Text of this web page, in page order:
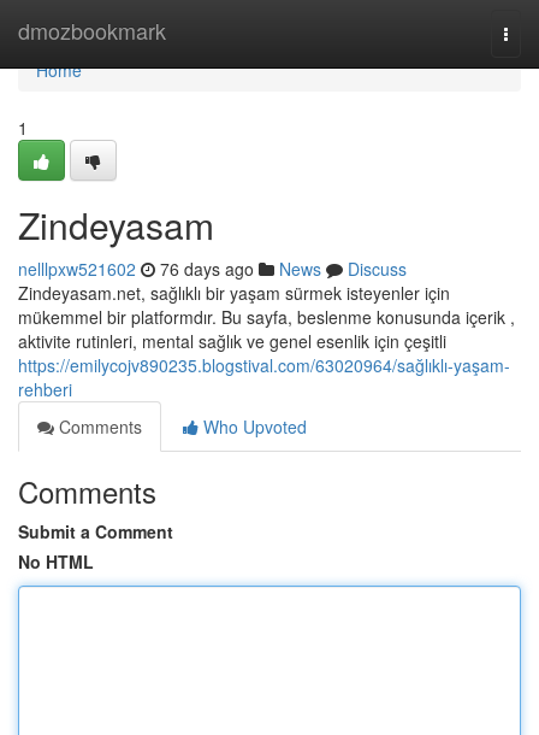
dmozbookmark
Home
Home
1
Zindeyasam
nelllpxw521602 76 days ago News
Discuss
Zindeyasam.net, sağlıklı bir yaşam sürmek isteyenler için
mükemmel bir platformdır. Bu sayfa, beslenme konusunda içerik ,
aktivite rutinleri, mental sağlık ve genel esenlik için çeşitli
https://emilycojv890235.blogstival.com/63020964/sağlıklı-yaşam-
rehberi
Comments
Who Upvoted
Comments
Submit a Comment
No HTML